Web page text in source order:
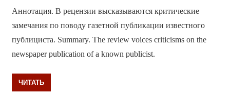
Аннотация. В рецензии высказываются критические
замечания по поводу газетной публикации известного
публициста. Summary. The review voices criticisms on the
newspaper publication of a known publicist.
ЧИТАТЬ